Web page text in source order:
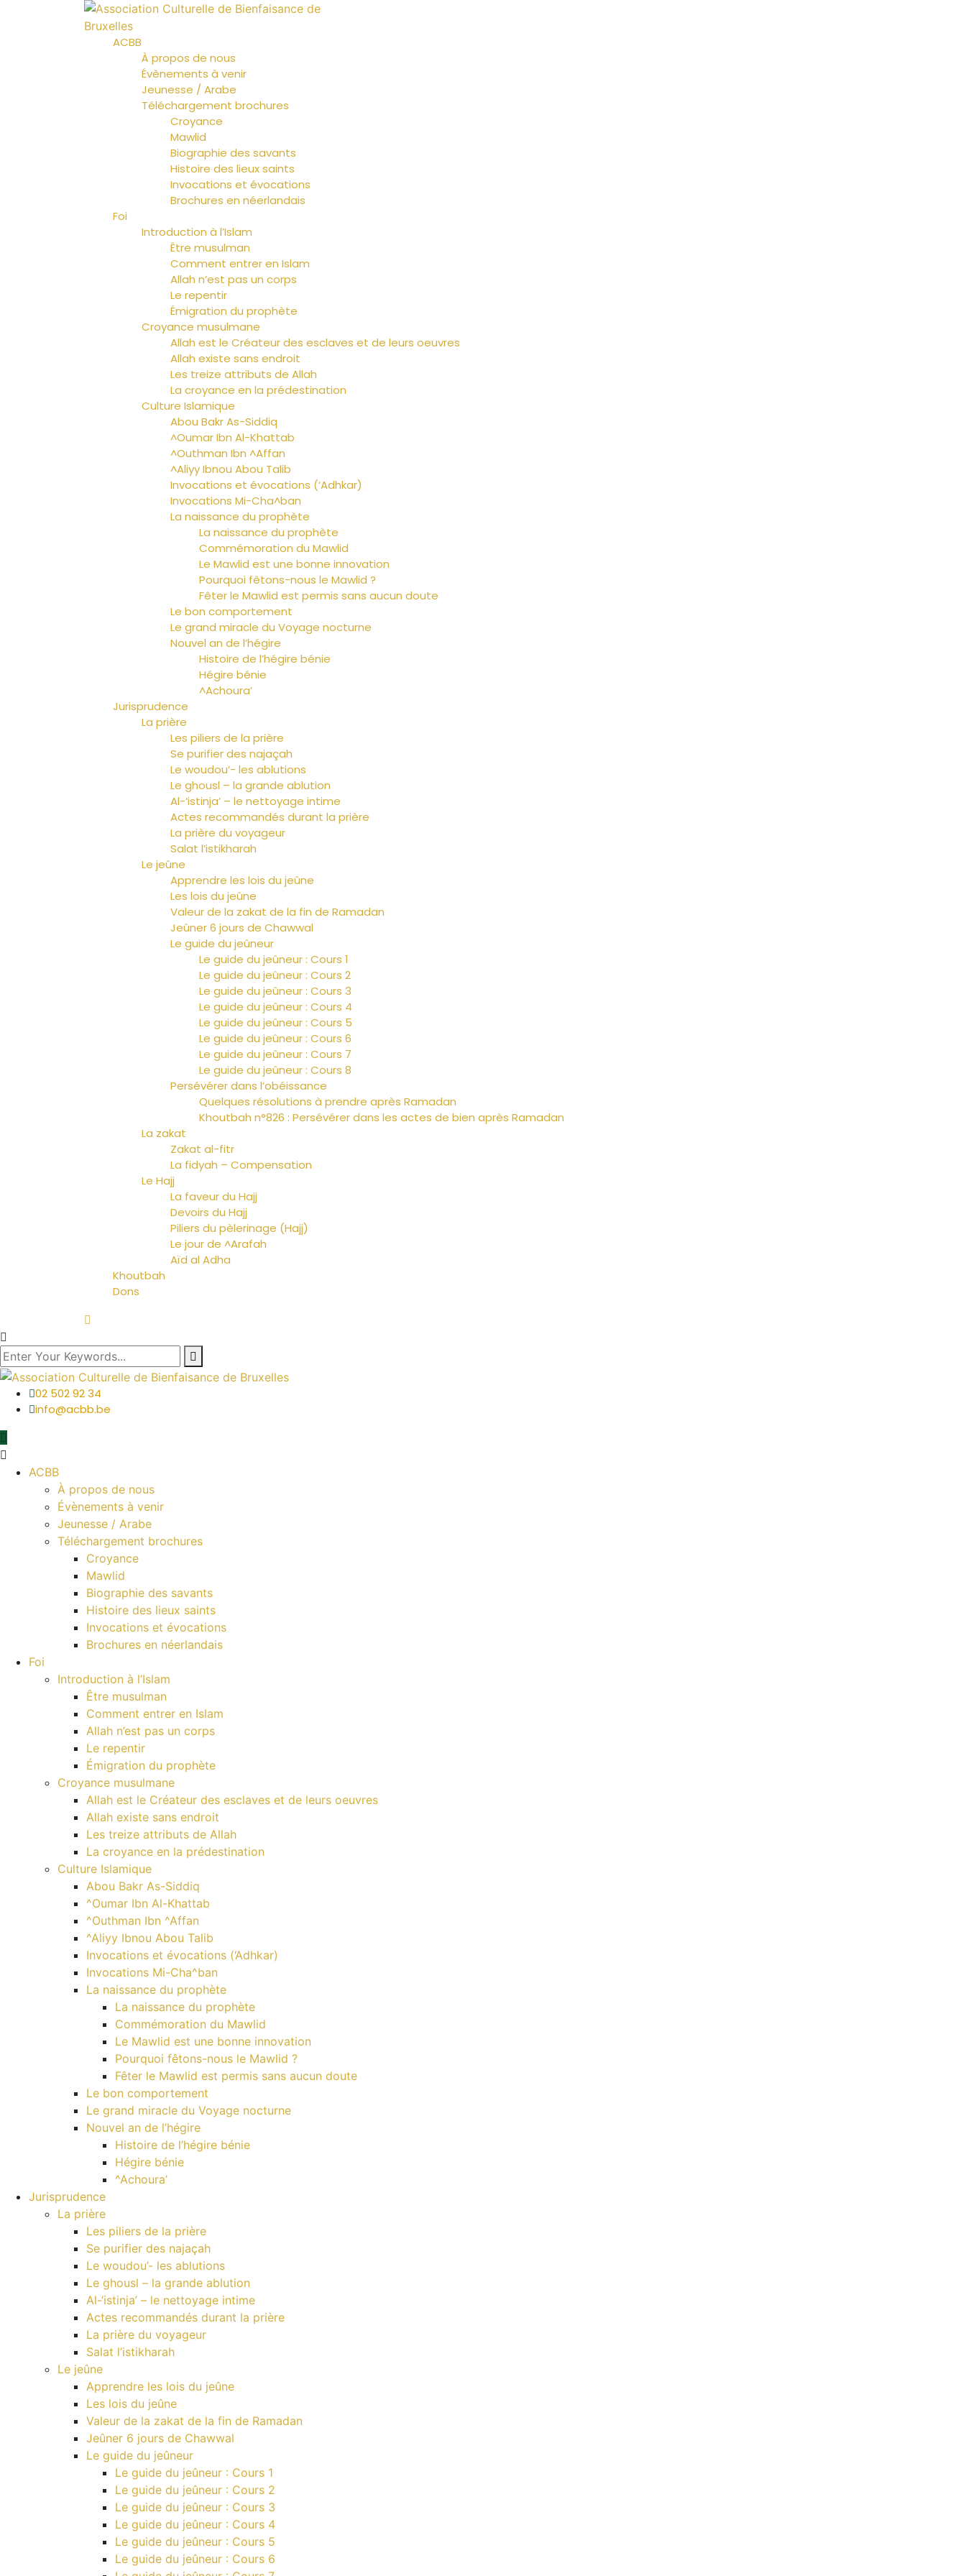
ACBB
À propos de nous
Évènements à venir
Jeunesse / Arabe
Téléchargement brochures
Croyance
Mawlid
Biographie des savants
Histoire des lieux saints
Invocations et évocations
Brochures en néerlandais
Foi
Introduction à l’Islam
Être musulman
Comment entrer en Islam
Allah n’est pas un corps
Le repentir
Émigration du prophète
Croyance musulmane
Allah est le Créateur des esclaves et de leurs oeuvres
Allah existe sans endroit
Les treize attributs de Allah
La croyance en la prédestination
Culture Islamique
Abou Bakr As-Siddiq
^Oumar Ibn Al-Khattab
^Outhman Ibn ^Affan
^Aliyy Ibnou Abou Talib
Invocations et évocations (‘Adhkar)
Invocations Mi-Cha^ban
La naissance du prophète
La naissance du prophète
Commémoration du Mawlid
Le Mawlid est une bonne innovation
Pourquoi fêtons-nous le Mawlid ?
Fêter le Mawlid est permis sans aucun doute
Le bon comportement
Le grand miracle du Voyage nocturne
Nouvel an de l’hégire
Histoire de l’hégire bénie
Hégire bénie
^Achoura’
Jurisprudence
La prière
Les piliers de la prière
Se purifier des najaçah
Le woudou’- les ablutions
Le ghousl – la grande ablution
Al-‘istinja’ – le nettoyage intime
Actes recommandés durant la prière
La prière du voyageur
Salat l’istikharah
Le jeûne
Apprendre les lois du jeûne
Les lois du jeûne
Valeur de la zakat de la fin de Ramadan
Jeûner 6 jours de Chawwal
Le guide du jeûneur
Le guide du jeûneur : Cours 1
Le guide du jeûneur : Cours 2
Le guide du jeûneur : Cours 3
Le guide du jeûneur : Cours 4
Le guide du jeûneur : Cours 5
Le guide du jeûneur : Cours 6
Le guide du jeûneur : Cours 7
Le guide du jeûneur : Cours 8
Persévérer dans l’obéissance
Quelques résolutions à prendre après Ramadan
Khoutbah n°826 : Persévérer dans les actes de bien après Ramadan
La zakat
Zakat al-fitr
La fidyah – Compensation
Le Hajj
La faveur du Hajj
Devoirs du Hajj
Piliers du pèlerinage (Hajj)
Le jour de ^Arafah
Aïd al Adha
Khoutbah
Dons
02 502 92 34
info@acbb.be
ACBB
À propos de nous
Évènements à venir
Jeunesse / Arabe
Téléchargement brochures
Croyance
Mawlid
Biographie des savants
Histoire des lieux saints
Invocations et évocations
Brochures en néerlandais
Foi
Introduction à l’Islam
Être musulman
Comment entrer en Islam
Allah n’est pas un corps
Le repentir
Émigration du prophète
Croyance musulmane
Allah est le Créateur des esclaves et de leurs oeuvres
Allah existe sans endroit
Les treize attributs de Allah
La croyance en la prédestination
Culture Islamique
Abou Bakr As-Siddiq
^Oumar Ibn Al-Khattab
^Outhman Ibn ^Affan
^Aliyy Ibnou Abou Talib
Invocations et évocations (‘Adhkar)
Invocations Mi-Cha^ban
La naissance du prophète
La naissance du prophète
Commémoration du Mawlid
Le Mawlid est une bonne innovation
Pourquoi fêtons-nous le Mawlid ?
Fêter le Mawlid est permis sans aucun doute
Le bon comportement
Le grand miracle du Voyage nocturne
Nouvel an de l’hégire
Histoire de l’hégire bénie
Hégire bénie
^Achoura’
Jurisprudence
La prière
Les piliers de la prière
Se purifier des najaçah
Le woudou’- les ablutions
Le ghousl – la grande ablution
Al-‘istinja’ – le nettoyage intime
Actes recommandés durant la prière
La prière du voyageur
Salat l’istikharah
Le jeûne
Apprendre les lois du jeûne
Les lois du jeûne
Valeur de la zakat de la fin de Ramadan
Jeûner 6 jours de Chawwal
Le guide du jeûneur
Le guide du jeûneur : Cours 1
Le guide du jeûneur : Cours 2
Le guide du jeûneur : Cours 3
Le guide du jeûneur : Cours 4
Le guide du jeûneur : Cours 5
Le guide du jeûneur : Cours 6